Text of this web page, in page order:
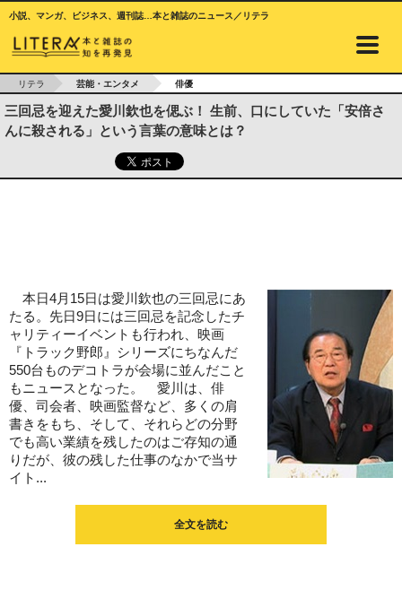
小説、マンガ、ビジネス、週刊誌…本と雑誌のニュース／リテラ
リテラ 芸能・エンタメ 俳優
三回忌を迎えた愛川欽也を偲ぶ！ 生前、口にしていた「安倍さ
んに殺される」という言葉の意味とは？
本日4月15日は愛川欽也の三回忌にあ
たる。先日9日には三回忌を記念したチ
ャリティーイベントも行われ、映画
『トラック野郎』シリーズにちなんだ
550台ものデコトラが会場に並んだこと
もニュースとなった。 愛川は、俳
優、司会者、映画監督など、多くの肩
書きをもち、そして、それらどの分野
でも高い業績を残したのはご存知の通
りだが、彼の残した仕事のなかで当サ
イト...
全文を読む